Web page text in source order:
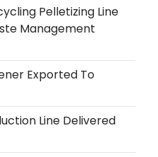
Pelletizing Line
Management
Exported To
Line Delivered